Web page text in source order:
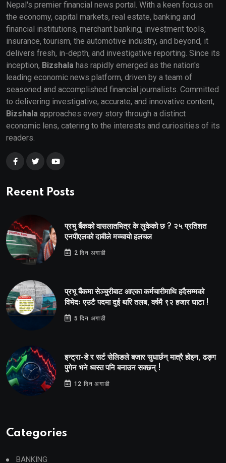
Nepal's premier financial news portal. With a keen focus on
the economy, capital markets, real estate, banking and
financial institutions, merchant banking, investment tools,
insurance, tourism, the automotive industry, and beyond, it
delivers fresh, in-depth, and investigative reporting. Since its
inception, Bizshala has rapidly emerged as the nation's
leading economic news platform, driven by a team of
seasoned and accomplished financial journalists. Committed
to delivering investigative, accurate, and innovative content,
Bizshala approaches every story through a distinct
economic lens, catering to the interests and curiosities of its
readers.
Recent Posts
प्रभु बैंकको वासलातभित्र के लुकेको छ ? २५ प्रतिशत
एनपीएलको दाबीले मच्चायो हलचल
2 दिन अगाडी
प्रभू बैंकमा सेञ्चुरीबाट आएका कर्मचारीमाथि हदैसम्मको
विभेदः एउटै पदमा दुई थरि तलब, वर्षमै ९२ हजार घाटा !
5 दिन अगाडी
इन्ट्रा-डे र सर्ट सेलिङले बजार सुधार्छन् मात्रै होइन, ढङ्ग
पुगेन भने ध्वस्त पनि बनाउन सक्छन् !
12 दिन अगाडी
Categories
BANKING